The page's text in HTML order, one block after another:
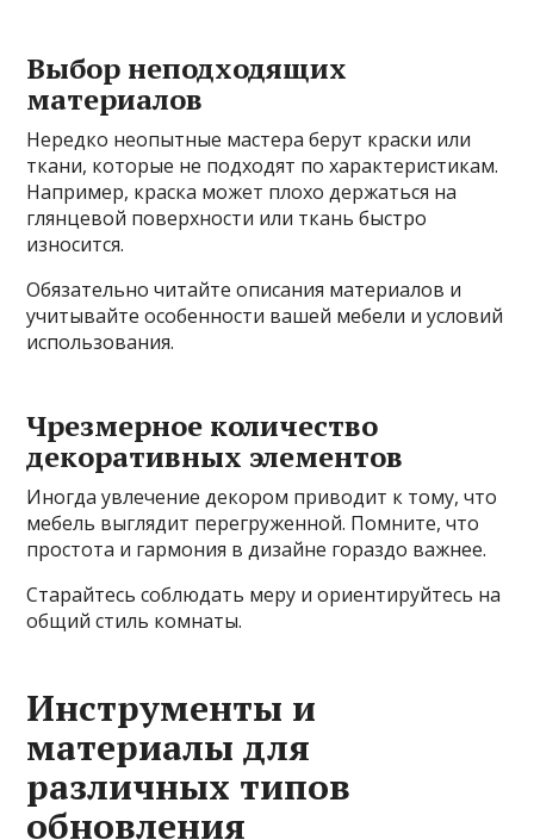
Выбор неподходящих
материалов
Нередко неопытные мастера берут краски или
ткани, которые не подходят по характеристикам.
Например, краска может плохо держаться на
глянцевой поверхности или ткань быстро
износится.
Обязательно читайте описания материалов и
учитывайте особенности вашей мебели и условий
использования.
Чрезмерное количество
декоративных элементов
Иногда увлечение декором приводит к тому, что
мебель выглядит перегруженной. Помните, что
простота и гармония в дизайне гораздо важнее.
Старайтесь соблюдать меру и ориентируйтесь на
общий стиль комнаты.
Инструменты и
материалы для
различных типов
обновления